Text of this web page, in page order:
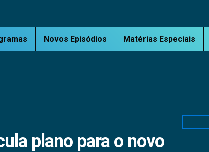
Novos Episódios Matérias Especiais
plano para o novo